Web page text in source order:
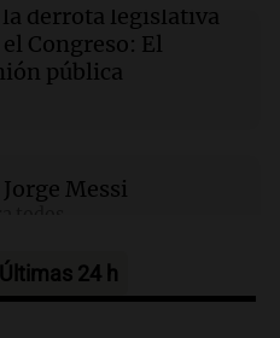
derrota legislativa
Congreso: El
pública
Messi
25 años, lucha
Últimas 24 h